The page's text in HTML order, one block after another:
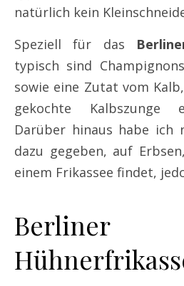
natürlich kein
Speziell für das
typisch sind
sowie eine Zutat vom
gekochte Kalbszunge
Darüber hinaus habe ich
dazu gegeben, auf
einem Frikassee findet,
Berliner